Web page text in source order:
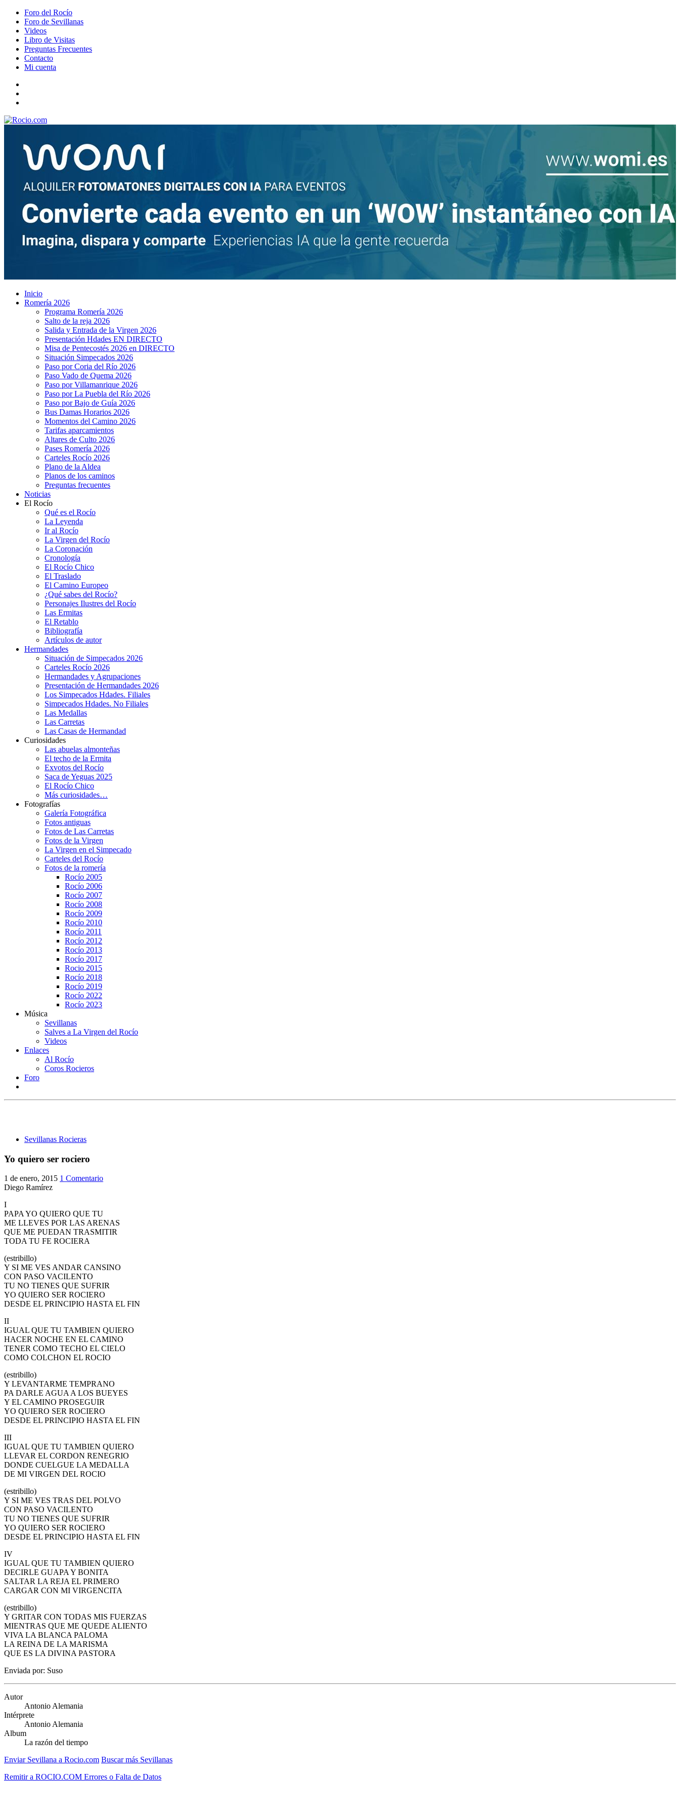
Foro del Rocío
Foro de Sevillanas
Videos
Libro de Visitas
Preguntas Frecuentes
Contacto
Mi cuenta
Inicio
Romería 2026
Programa Romería 2026
Salto de la reja 2026
Salida y Entrada de la Virgen 2026
Presentación Hdades EN DIRECTO
Misa de Pentecostés 2026 en DIRECTO
Situación Simpecados 2026
Paso por Coria del Río 2026
Paso Vado de Quema 2026
Paso por Villamanrique 2026
Paso por La Puebla del Río 2026
Paso por Bajo de Guía 2026
Bus Damas Horarios 2026
Momentos del Camino 2026
Tarifas aparcamientos
Altares de Culto 2026
Pases Romería 2026
Carteles Rocío 2026
Plano de la Aldea
Planos de los caminos
Preguntas frecuentes
Noticias
El Rocío
Qué es el Rocío
La Leyenda
Ir al Rocío
La Virgen del Rocío
La Coronación
Cronología
El Rocío Chico
El Traslado
El Camino Europeo
¿Qué sabes del Rocío?
Personajes Ilustres del Rocío
Las Ermitas
El Retablo
Bibliografía
Artículos de autor
Hermandades
Situación de Simpecados 2026
Carteles Rocío 2026
Hermandades y Agrupaciones
Presentación de Hermandades 2026
Los Simpecados Hdades. Filiales
Simpecados Hdades. No Filiales
Las Medallas
Las Carretas
Las Casas de Hermandad
Curiosidades
Las abuelas almonteñas
El techo de la Ermita
Exvotos del Rocío
Saca de Yeguas 2025
El Rocío Chico
Más curiosidades…
Fotografías
Galería Fotográfica
Fotos antiguas
Fotos de Las Carretas
Fotos de la Virgen
La Virgen en el Simpecado
Carteles del Rocío
Fotos de la romería
Rocío 2005
Rocío 2006
Rocío 2007
Rocío 2008
Rocío 2009
Rocío 2010
Rocío 2011
Rocío 2012
Rocío 2013
Rocío 2017
Rocio 2015
Rocío 2018
Rocío 2019
Rocío 2022
Rocío 2023
Música
Sevillanas
Salves a La Virgen del Rocío
Videos
Enlaces
Al Rocío
Coros Rocieros
Foro
Sevillanas Rocieras
Yo quiero ser rociero
1 de enero, 2015 1 Comentario
Diego Ramírez
I
PAPA YO QUIERO QUE TU
ME LLEVES POR LAS ARENAS
QUE ME PUEDAN TRASMITIR
TODA TU FE ROCIERA
(estribillo)
Y SI ME VES ANDAR CANSINO
CON PASO VACILENTO
TU NO TIENES QUE SUFRIR
YO QUIERO SER ROCIERO
DESDE EL PRINCIPIO HASTA EL FIN
II
IGUAL QUE TU TAMBIEN QUIERO
HACER NOCHE EN EL CAMINO
TENER COMO TECHO EL CIELO
COMO COLCHON EL ROCIO
(estribillo)
Y LEVANTARME TEMPRANO
PA DARLE AGUA A LOS BUEYES
Y EL CAMINO PROSEGUIR
YO QUIERO SER ROCIERO
DESDE EL PRINCIPIO HASTA EL FIN
III
IGUAL QUE TU TAMBIEN QUIERO
LLEVAR EL CORDON RENEGRIO
DONDE CUELGUE LA MEDALLA
DE MI VIRGEN DEL ROCIO
(estribillo)
Y SI ME VES TRAS DEL POLVO
CON PASO VACILENTO
TU NO TIENES QUE SUFRIR
YO QUIERO SER ROCIERO
DESDE EL PRINCIPIO HASTA EL FIN
IV
IGUAL QUE TU TAMBIEN QUIERO
DECIRLE GUAPA Y BONITA
SALTAR LA REJA EL PRIMERO
CARGAR CON MI VIRGENCITA
(estribillo)
Y GRITAR CON TODAS MIS FUERZAS
MIENTRAS QUE ME QUEDE ALIENTO
VIVA LA BLANCA PALOMA
LA REINA DE LA MARISMA
QUE ES LA DIVINA PASTORA
Enviada por: Suso
Autor
Antonio Alemania
Intérprete
Antonio Alemania
Album
La razón del tiempo
Enviar Sevillana a Rocio.com Buscar más Sevillanas
Remitir a ROCIO.COM Errores o Falta de Datos